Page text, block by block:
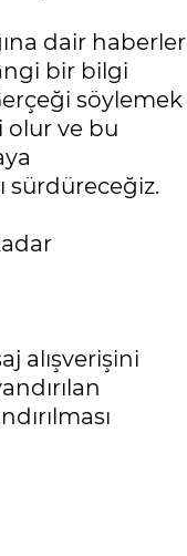
dair haberler
bir bilgi
söylemek
olur ve bu
sürdüreceğiz.
alışverişini